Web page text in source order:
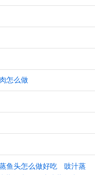
怎么做
鱼头怎么做好吃
豉汁蒸